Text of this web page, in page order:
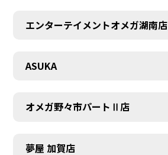
エンターテイメントオメガ湖南店
ASUKA
オメガ野々市パートⅡ店
夢屋 加賀店